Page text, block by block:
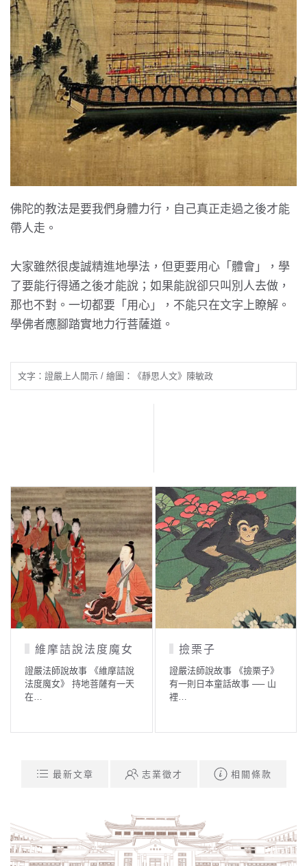
佛陀的教法是要我們身體力行，自己真正走過之後才能
帶人走。
大家雖然很虔誠精進地學法，但更要用心「體會」，學
了要能行得通之後才能說；如果能說卻只叫別人去做，
那也不對。一切都要「用心」，不能只在文字上瞭解。
學佛者應腳踏實地力行菩薩道。
文字：證嚴上人開示 / 繪圖：《靜思人文》陳敏政
維摩詰說法度魔女
證嚴法師說故事 《維摩詰說
法度魔女》 持地菩薩有一天
在…
撿栗子
證嚴法師說故事 《撿栗子》
有一則日本童話故事 ── 山
裡…
最新文章 志業徵才 相關條款